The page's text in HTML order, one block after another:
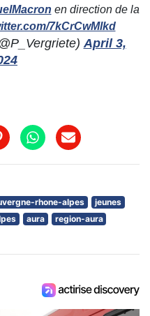
en direction de la
7kCrCwMlkd
April 3,
rhone-alpes
jeunes
aura
region-aura